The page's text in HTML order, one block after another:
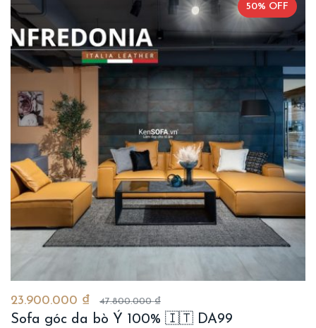
50% OFF
23.900.000 ₫ 47.800.000 ₫
Sofa góc da bò Ý 100% 🇮🇹 DA99